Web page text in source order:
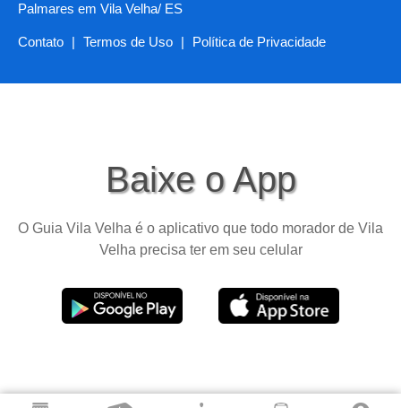
Palmares em Vila Velha/ ES
Contato | Termos de Uso | Política de Privacidade
Baixe o App
O Guia Vila Velha é o aplicativo que todo morador de Vila
Velha precisa ter em seu celular